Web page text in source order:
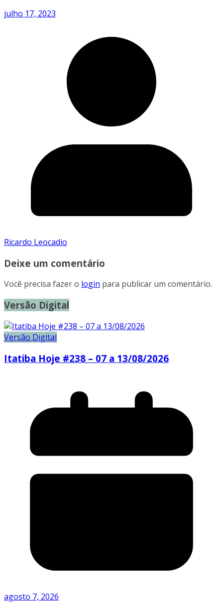
julho 17, 2023
Ricardo Leocadio
Deixe um comentário
Você precisa fazer o login para publicar um comentário.
Versão Digital
Versão Digital
Itatiba Hoje #238 – 07 a 13/08/2026
agosto 7, 2026